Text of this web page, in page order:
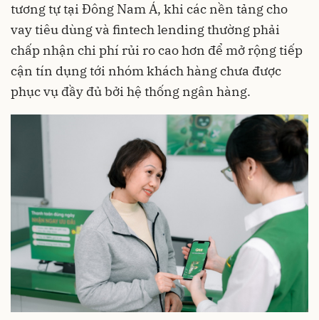
tương tự tại Đông Nam Á, khi các nền tảng cho
vay tiêu dùng và fintech lending thường phải
chấp nhận chi phí rủi ro cao hơn để mở rộng tiếp
cận tín dụng tới nhóm khách hàng chưa được
phục vụ đầy đủ bởi hệ thống ngân hàng.